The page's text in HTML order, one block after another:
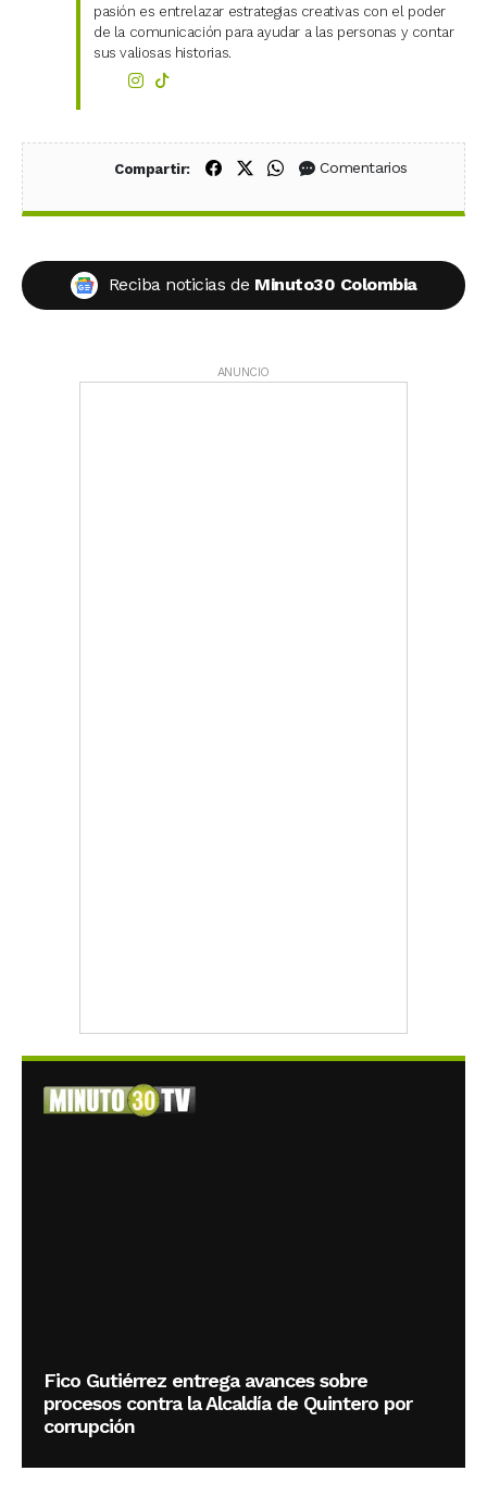
pasión es entrelazar estrategias creativas con el poder
de la comunicación para ayudar a las personas y contar
sus valiosas historias.
Compartir: Compartir en Facebook
Compartir en X (Twitter)
Compartir en WhatsApp
Comentarios
Reciba noticias de Minuto30 Colombia
ANUNCIO
Fico Gutiérrez entrega avances sobre
procesos contra la Alcaldía de Quintero por
corrupción